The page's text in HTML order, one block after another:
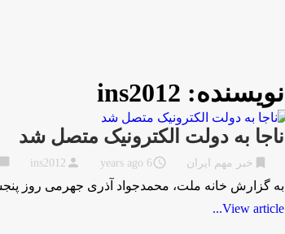
نویسنده: ins2012
ناجا به دولت الکترونیک متصل شد
خبر مهم ایران access_time
6 years ago
person
ins2012
chat_bubble
به گزارش خانه ملت، محمدجواد آذری جهرمی روز
View article...